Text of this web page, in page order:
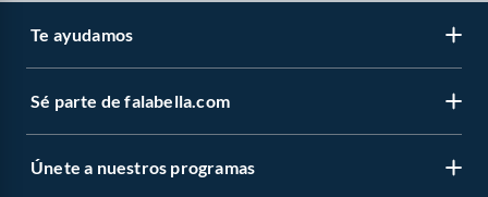
Te ayudamos
Sé parte de falabella.com
Únete a nuestros programas